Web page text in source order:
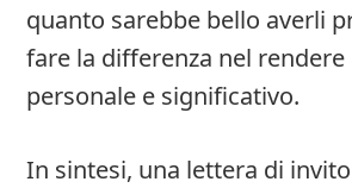
quanto sarebbe bello averli
fare la differenza nel rendere
personale e significativo.
In sintesi, una lettera di